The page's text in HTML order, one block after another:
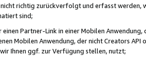
richtig zurückverfolgt und erfasst werden,
sind;
Partner-Link in einer Mobilen
Mobilen Anwendung, der nicht Creators
Ihnen ggf. zur Verfügung stellen, nutzt;